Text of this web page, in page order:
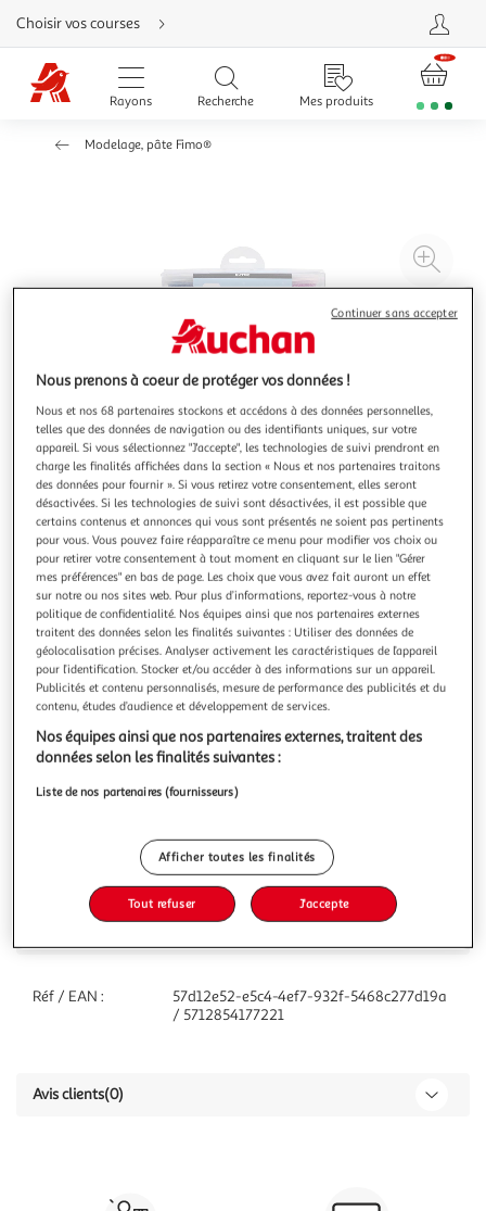
Aller
directement
au
contenu
Aller
directement
Aller
besoin
Choisir vos courses
Rayons Recherche Mes produits
Modelage, pâte Fimo®
à
Illustration
précédente
Illustration
suivante
CREATIV COMPANY
Set 10 pâtes à modeler foam clay - pailleté 35 g
Cet ensemble de 10 pâtes à modeler Foam Clay est idéale
pour une activité manuelle d'enfant. Grâce à cette pâte, les
plus jeunes (à partir de 3 ans) auront plaisir à modeler,
sculpter, créer des formes 3D ou des décorations.
En savoir +
Afficher le prix
Réf / EAN :
57d12e52-e5c4-4ef7-932f-5468c277d19a
/ 5712854177221
Avis clients(0)
Nous prenons à coeur de protéger vos données !
Nous et nos 68 partenaires stockons et accédons à des données personnelles,
telles que des données de navigation ou des identifiants uniques, sur votre
appareil. Si vous sélectionnez "J'accepte", les technologies de suivi prendront en
charge les finalités affichées dans la section « Nous et nos partenaires traitons
des données pour fournir ». Si vous retirez votre consentement, elles seront
désactivées. Si les technologies de suivi sont désactivées, il est possible que
certains contenus et annonces qui vous sont présentés ne soient pas pertinents
pour vous. Vous pouvez faire réapparaître ce menu pour modifier vos choix ou
pour retirer votre consentement à tout moment en cliquant sur le lien "Gérer
mes préférences" en bas de page. Les choix que vous avez fait auront un effet
sur notre ou nos sites web. Pour plus d’informations, reportez-vous à notre
politique de confidentialité. Nos équipes ainsi que nos partenaires externes
traitent des données selon les finalités suivantes : Utiliser des données de
géolocalisation précises. Analyser activement les caractéristiques de l’appareil
pour l’identification. Stocker et/ou accéder à des informations sur un appareil.
Publicités et contenu personnalisés, mesure de performance des publicités et du
contenu, études d’audience et développement de services.
Nos équipes ainsi que nos partenaires externes, traitent des
données selon les finalités suivantes :
Liste de nos partenaires (fournisseurs)
Afficher toutes les finalités
Tout refuser J'accepte
Continuer sans accepter